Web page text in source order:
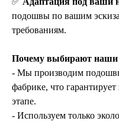
подошвы по вашим
требованиям.
Почему выбирают
- Мы производим
фабрике, что
этапе.
- Используем только